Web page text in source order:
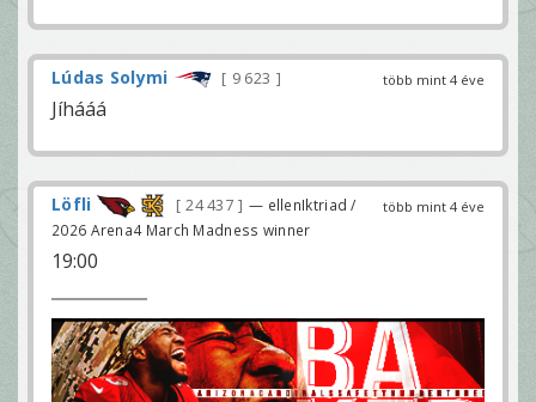
több mint 4 éve
Lúdas Solymi 9 623
Jíhááá
több mint 4 éve
Löfli 24 437
— ellenIktriad /
2026 Arena4 March Madness winner
19:00